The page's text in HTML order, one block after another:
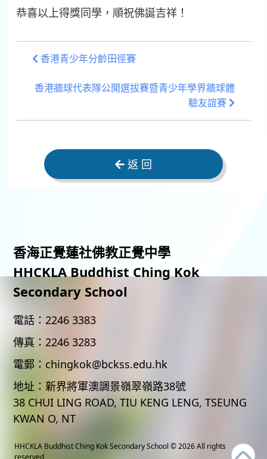
恭喜以上得獎同學，順祝佛誕吉祥！
香港青少年分齡田徑賽
香港牆球代表隊公開選拔賽暨青少年學界牆球體
驗友誼賽
返 回
香海正覺蓮社佛教正覺中學
HHCKLA Buddhist Ching Kok
Secondary School
電話： 2246 3383
傳真： 2246 3283
電郵： chingkok@bckss.edu.hk
地址： 新界將軍澳調景嶺翠嶺路38號
38 CHUI LING ROAD, TIU KENG LENG, TSEUNG
KWAN O, NT
HHCKLA Buddhist Ching Kok Secondary School © 2026 All rights
reserved